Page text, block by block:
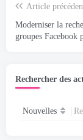
Article
Moderniser la
groupes Facebook
Rechercher des
Nouvelles